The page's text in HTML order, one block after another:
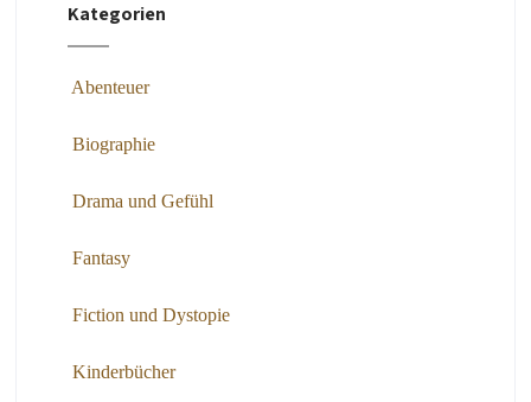
Kategorien
Abenteuer
Biographie
Drama und Gefühl
Fantasy
Fiction und Dystopie
Kinderbücher